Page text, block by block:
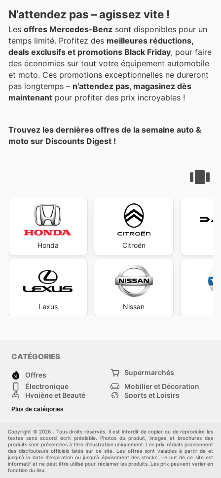
N’attendez pas – agissez vite !
Les offres Mercedes-Benz sont disponibles pour un
temps limité. Profitez des meilleures réductions,
deals exclusifs et promotions Black Friday, pour faire
des économies sur tout votre équipement automobile
et moto. Ces promotions exceptionnelles ne dureront
pas longtemps – n’attendez pas, magasinez dès
maintenant pour profiter des prix incroyables !
Trouvez les dernières offres de la semaine auto &
moto sur Discounts Digest !
Honda
Lexus
Citroën
Nissan
CATÉGORIES
Offres
Supermarchés
Électronique
Mobilier et Décoration
Hygiène et Beauté
Sports et Loisirs
Mode
Animalerie
Plus de catégories
Copyright © 2026 . Tous droits réservés. Il est interdit de copier ou de reproduire les
textes sans accord écrit préalable. Photos du produit, images et brochures des
produits sont présentées à titre d'illustration uniquement. Les prix réduits proviennent
des distributeurs officiels listés sur ce site. Les offres sont valables à partir de et
jusqu'à la date d'expiration ou jusqu'à épuisement des stocks. Le but de ce site est
informatif et ne peut être utilisé pour réclamer les produits. Les prix peuvent varier en
fonction du lieu.